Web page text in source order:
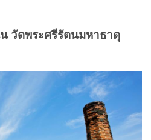
วัดพระศรีรัตนมหาธาตุ